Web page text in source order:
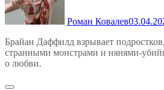
Роман Ковалев
Брайан Даффилд взрывает
странными монстрами и нянями-
о любви.